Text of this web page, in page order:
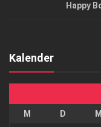
Happy
Kalender
M D M